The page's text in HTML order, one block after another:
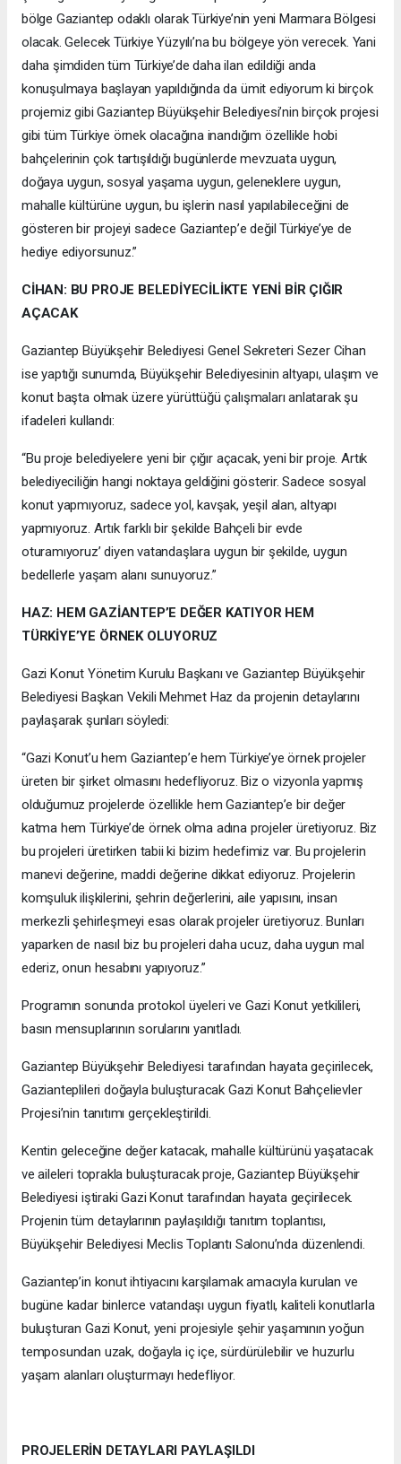
bölge Gaziantep odaklı olarak Türkiye’nin yeni Marmara Bölgesi
olacak. Gelecek Türkiye Yüzyılı’na bu bölgeye yön verecek. Yani
daha şimdiden tüm Türkiye’de daha ilan edildiği anda
konuşulmaya başlayan yapıldığında da ümit ediyorum ki birçok
projemiz gibi Gaziantep Büyükşehir Belediyesi’nin birçok projesi
gibi tüm Türkiye örnek olacağına inandığım özellikle hobi
bahçelerinin çok tartışıldığı bugünlerde mevzuata uygun,
doğaya uygun, sosyal yaşama uygun, geleneklere uygun,
mahalle kültürüne uygun, bu işlerin nasıl yapılabileceğini de
gösteren bir projeyi sadece Gaziantep’e değil Türkiye’ye de
hediye ediyorsunuz.”
CİHAN: BU PROJE BELEDİYECİLİKTE YENİ BİR ÇIĞIR
AÇACAK
Gaziantep Büyükşehir Belediyesi Genel Sekreteri Sezer Cihan
ise yaptığı sunumda, Büyükşehir Belediyesinin altyapı, ulaşım ve
konut başta olmak üzere yürüttüğü çalışmaları anlatarak şu
ifadeleri kullandı:
“Bu proje belediyelere yeni bir çığır açacak, yeni bir proje. Artık
belediyeciliğin hangi noktaya geldiğini gösterir. Sadece sosyal
konut yapmıyoruz, sadece yol, kavşak, yeşil alan, altyapı
yapmıyoruz. Artık farklı bir şekilde Bahçeli bir evde
oturamıyoruz’ diyen vatandaşlara uygun bir şekilde, uygun
bedellerle yaşam alanı sunuyoruz.”
HAZ: HEM GAZİANTEP’E DEĞER KATIYOR HEM
TÜRKİYE’YE ÖRNEK OLUYORUZ
Gazi Konut Yönetim Kurulu Başkanı ve Gaziantep Büyükşehir
Belediyesi Başkan Vekili Mehmet Haz da projenin detaylarını
paylaşarak şunları söyledi:
“Gazi Konut’u hem Gaziantep’e hem Türkiye’ye örnek projeler
üreten bir şirket olmasını hedefliyoruz. Biz o vizyonla yapmış
olduğumuz projelerde özellikle hem Gaziantep’e bir değer
katma hem Türkiye’de örnek olma adına projeler üretiyoruz. Biz
bu projeleri üretirken tabii ki bizim hedefimiz var. Bu projelerin
manevi değerine, maddi değerine dikkat ediyoruz. Projelerin
komşuluk ilişkilerini, şehrin değerlerini, aile yapısını, insan
merkezli şehirleşmeyi esas olarak projeler üretiyoruz. Bunları
yaparken de nasıl biz bu projeleri daha ucuz, daha uygun mal
ederiz, onun hesabını yapıyoruz.”
Programın sonunda protokol üyeleri ve Gazi Konut yetkilileri,
basın mensuplarının sorularını yanıtladı.
Gaziantep Büyükşehir Belediyesi tarafından hayata geçirilecek,
Gazianteplileri doğayla buluşturacak Gazi Konut Bahçelievler
Projesi’nin tanıtımı gerçekleştirildi.
Kentin geleceğine değer katacak, mahalle kültürünü yaşatacak
ve aileleri toprakla buluşturacak proje, Gaziantep Büyükşehir
Belediyesi iştiraki Gazi Konut tarafından hayata geçirilecek.
Projenin tüm detaylarının paylaşıldığı tanıtım toplantısı,
Büyükşehir Belediyesi Meclis Toplantı Salonu’nda düzenlendi.
Gaziantep’in konut ihtiyacını karşılamak amacıyla kurulan ve
bugüne kadar binlerce vatandaşı uygun fiyatlı, kaliteli konutlarla
buluşturan Gazi Konut, yeni projesiyle şehir yaşamının yoğun
temposundan uzak, doğayla iç içe, sürdürülebilir ve huzurlu
yaşam alanları oluşturmayı hedefliyor.
PROJELERİN DETAYLARI PAYLAŞILDI